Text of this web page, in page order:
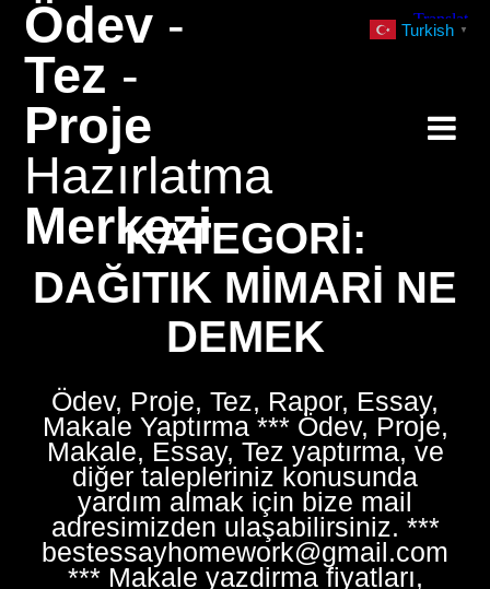
Ödev -
Tez -
Proje
Hazırlatma
MerkeziKATEGORI:
DAĞITIK MIMARI NE
DEMEK
Ödev, Proje, Tez, Rapor, Essay,
Makale Yaptırma *** Ödev, Proje,
Makale, Essay, Tez yaptırma, ve
diğer talepleriniz konusunda
yardım almak için bize mail
adresimizden ulaşabilirsiniz. ***
bestessayhomework@gmail.com
*** Makale yazdirma fiyatları,
Turkish ▼